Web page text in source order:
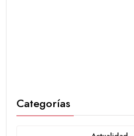
Categorías